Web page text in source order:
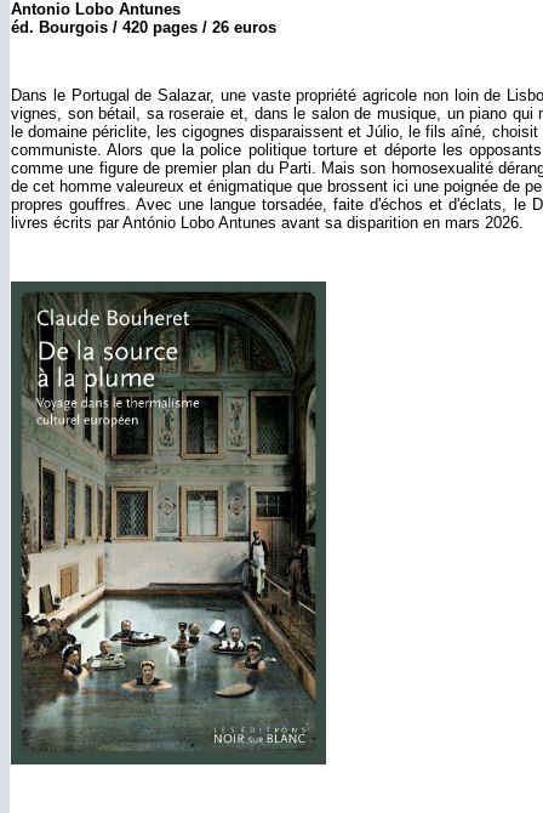
Antonio Lobo Antunes
éd. Bourgois / 420 pages / 26 euros
Dans le Portugal de Salazar, une vaste propriété agricole non loin de
vignes, son bétail, sa roseraie et, dans le salon de musique, un piano
le domaine périclite, les cigognes disparaissent et Júlio, le fils aîné,
communiste. Alors que la police politique torture et déporte les
comme une figure de premier plan du Parti. Mais son homosexualité
de cet homme valeureux et énigmatique que brossent ici une poignée de
propres gouffres. Avec une langue torsadée, faite d'échos et d'éclats, le
livres écrits par António Lobo Antunes avant sa disparition en mars 2026.